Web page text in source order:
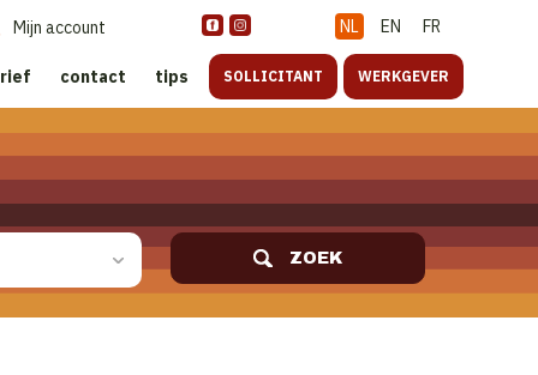
NL EN FR
Mijn account
contact tips SOLLICITANT WERKGEVER
ZOEK